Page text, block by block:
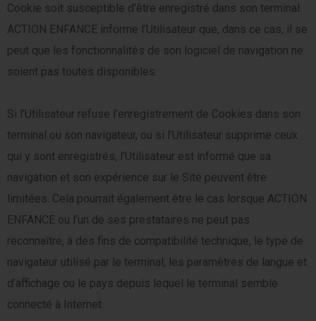
Cookie soit susceptible d’être enregistré dans son terminal.
ACTION ENFANCE informe l’Utilisateur que, dans ce cas, il se
peut que les fonctionnalités de son logiciel de navigation ne
soient pas toutes disponibles.
Si l’Utilisateur refuse l’enregistrement de Cookies dans son
terminal ou son navigateur, ou si l’Utilisateur supprime ceux
qui y sont enregistrés, l’Utilisateur est informé que sa
navigation et son expérience sur le Site peuvent être
limitées. Cela pourrait également être le cas lorsque ACTION
ENFANCE ou l’un de ses prestataires ne peut pas
reconnaître, à des fins de compatibilité technique, le type de
navigateur utilisé par le terminal, les paramètres de langue et
d’affichage ou le pays depuis lequel le terminal semble
connecté à Internet.